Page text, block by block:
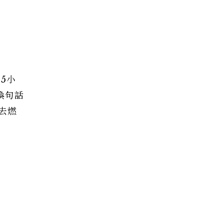
小
句話
燃